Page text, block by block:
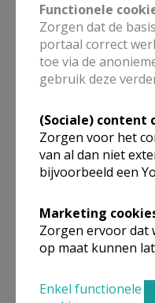
In deze kerk vinden geen
onderstaande lijst kan je
raadplegen.
Omgeving
Niet gevonden
organisaties, in
Functionele
Zorgen dat de
portaal correct
toe via de
gebruik deze
(Sociale) content
Zorgen voor het
van al dan niet
bijvoorbeeld een
Marketing
Zorgen ervoor dat
op maat kunnen
Enkel functionele